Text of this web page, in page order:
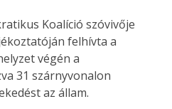
Koalíció szóvivője
felhívta a
végén a
31 szárnyvonalon
az állam.